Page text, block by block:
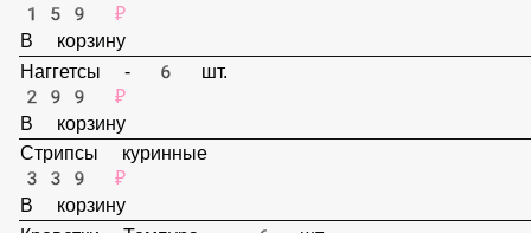
Картофель фри маленький
159 ₽
В корзину
Наггетсы - 6 шт.
299 ₽
В корзину